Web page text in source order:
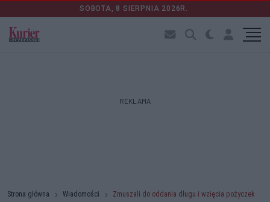
SOBOTA, 8 SIERPNIA 2026R.
REKLAMA
Strona główna Wiadomości Zmuszali do oddania długu i wzięcia pożyczek